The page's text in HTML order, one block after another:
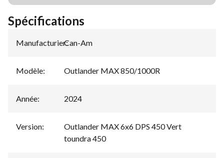
Spécifications
Manufacturier:
Can-Am
Modèle: Outlander MAX 850/1000R
Année: 2024
Version:
Outlander MAX 6x6 DPS 450 Vert
toundra 450